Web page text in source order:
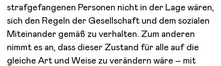
strafgefangenen Personen nicht in der Lage wären,
sich den Regeln der Gesellschaft und dem sozialen
Miteinander gemäß zu verhalten. Zum anderen
nimmt es an, dass dieser Zustand für alle auf die
gleiche Art und Weise zu verändern wäre – mit